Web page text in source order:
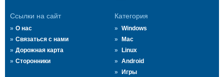
Ссылки на сайт
О нас
Связаться с нами
Дорожная карта
Сторонники
Категория
Windows
Mac
Linux
Android
Игры